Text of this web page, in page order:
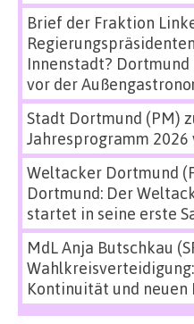
Brief der Fraktion
Regierungspräsidenten
Innenstadt?
vor der
Stadt Dortmund (PM)
Jahresprogramm 2026
Weltacker Dortmund
Dortmund: Der
startet in seine erste
MdL Anja Butschkau
Kontinuität und neuen